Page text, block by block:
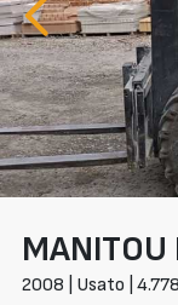
MANITOU
2008 | Usato |